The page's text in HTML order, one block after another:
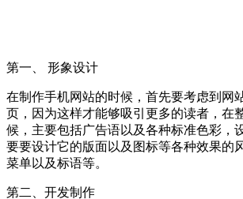
第一、 形象设计
在制作手机网站的时候，首先要考虑到网
页，因为这样才能够吸引更多的读者，在
候，主要包括广告语以及各种标准色彩，
要要设计它的版面以及图标等各种效果的
菜单以及标语等。
第二、开发制作